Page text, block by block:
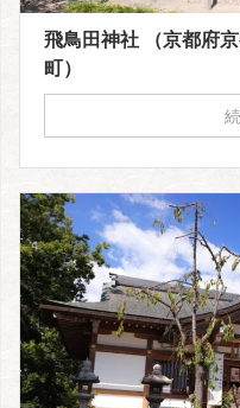
飛鳥田神社 （京都府
町）